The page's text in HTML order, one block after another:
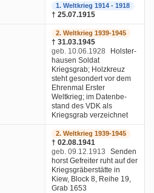
1. Weltkrieg 1914 - 1918
† 25.07.1915
2. Weltkrieg 1939-1945
† 31.03.1945
geb. 10.06.1928
Holster-
hausen Soldat
Kriegsgrab; Holzkreuz
steht gesondert vor dem
Ehrenmal Erster
Weltkrieg; im Datenbe-
stand des VDK als
Kriegsgrab verzeichnet
2. Weltkrieg 1939-1945
† 02.08.1941
geb. 09.12.1913
Senden
horst Gefreiter ruht auf der
Kriegsgräberstätte in
Kiew, Block 8, Reihe 19,
Grab 1653